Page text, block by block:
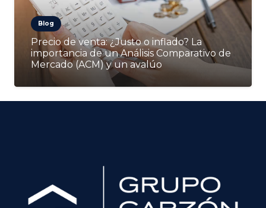
Blog
Precio de venta: ¿Justo o inflado? La
importancia de un Análisis Comparativo de
Mercado (ACM) y un avalúo